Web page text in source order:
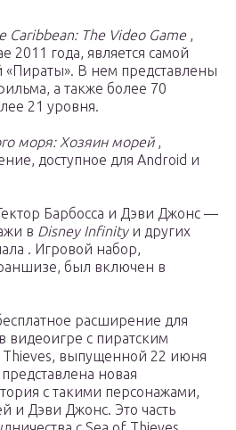
Caribbean: The Video Game,
2011 года, является самой
«Пираты». В нем представлены
а также более 70
21 уровня.
моря: Хозяин морей,
доступное для Android и
Барбосса и Дэви Джонс —
в Disney Infinityи других
. Игровой набор,
был включен в
расширение для
видеоигре с пиратским
​​Thieves, выпущенной 22 июня
​​новая
с такими персонажами,
и Дэви Джонс. Это часть